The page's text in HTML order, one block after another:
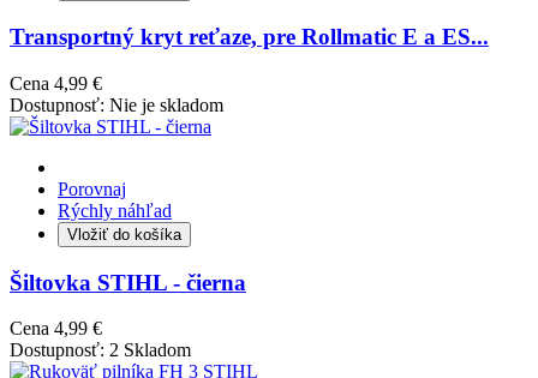
Transportný kryt reťaze, pre Rollmatic E a ES...
Cena 4,99 €
Dostupnosť: Nie je skladom
Porovnaj
Rýchly náhľad
Vložiť do košíka
Šiltovka STIHL - čierna
Cena 4,99 €
Dostupnosť: 2 Skladom